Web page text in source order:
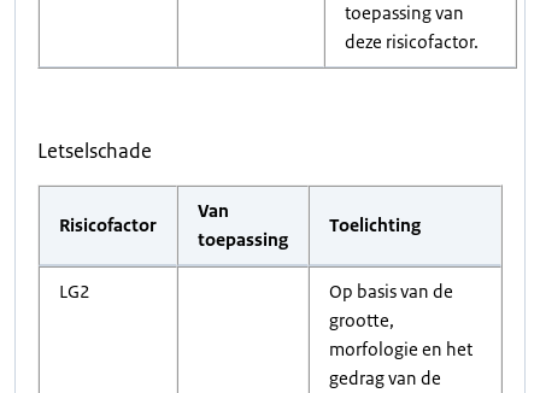
toepassing van
deze risicofactor.
Letselschade
Risicofactor
Van
toepassing
Toelichting
LG2
Op basis van de
grootte,
morfologie en het
gedrag van de